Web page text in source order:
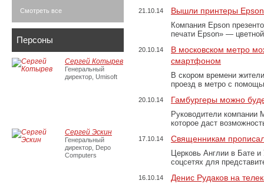
21.10.14 Вышли принтеры
Компания Epson
печати Epson» —
20.10.14
В московском метро
смартфоном
В скором времени
проезд в метро с
20.10.14 Гамбургеры можно
Руководители компании
которое даст
17.10.14 Священникам
Церковь Англии в Бате
соцсетях для
16.10.14 Денис Рудаков на
Смотреть все
Персоны
Сергей Котырев
Генеральный
директор, Umisoft
Сергей Эскин
Генеральный
директор, Depo
Computers